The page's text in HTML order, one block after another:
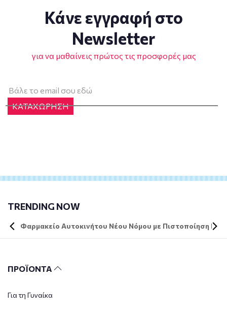
Κάνε εγγραφή στο
Newsletter
για να μαθαίνεις πρώτος τις προσφορές μας
ΚΑΤΑΧΩΡΗΣΗ
TRENDING NOW
Φαρμακείο Αυτοκινήτου Νέου Νόμου με Πιστοποίηση DIN
ΠΡΟΪΟΝΤΑ
Για τη Γυναίκα